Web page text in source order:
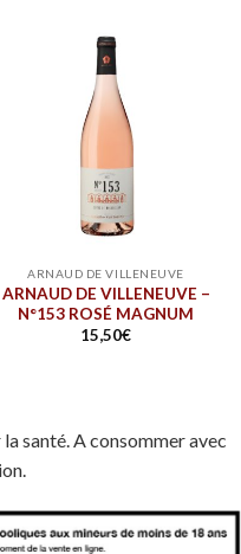
ARNAUD DE VILLENEUVE
ARNAUD DE VILLENEUVE –
N°153 ROSÉ MAGNUM
15,50€
santé. A consommer avec